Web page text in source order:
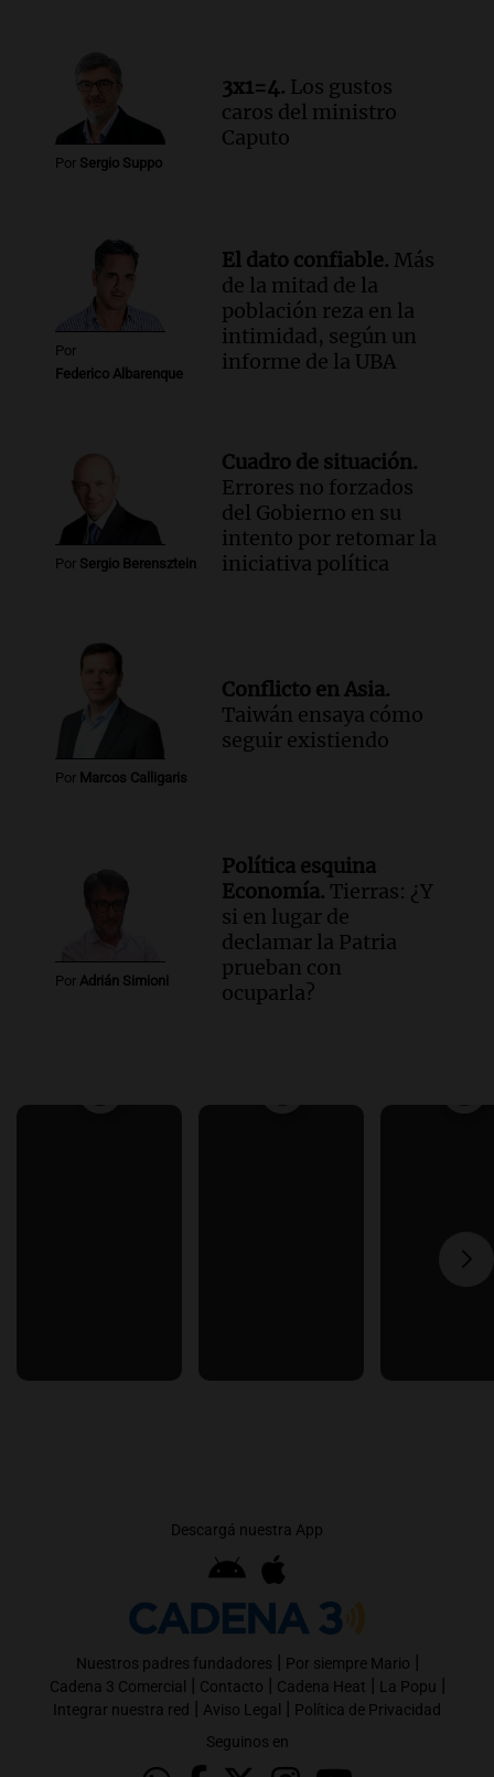
Panorama Federal
Episodios
Por Sergio Suppo
3x1=4. Los gustos
caros del ministro
Caputo
Por
Federico Albarenque
El dato confiable. Más
de la mitad de la
población reza en la
intimidad, según un
informe de la UBA
Por Sergio Berensztein
Cuadro de situación.
Errores no forzados
del Gobierno en su
intento por retomar la
iniciativa política
Por Marcos Calligaris
Conflicto en Asia.
Taiwán ensaya cómo
seguir existiendo
Por Adrián Simioni
Política esquina
Economía. Tierras: ¿Y
si en lugar de
declamar la Patria
prueban con
ocuparla?
Descargá nuestra App
Nuestros padres fundadores | Por siempre Mario |
Cadena 3 Comercial | Contacto | Cadena Heat | La Popu |
Integrar nuestra red | Aviso Legal | Política de Privacidad
Seguinos en